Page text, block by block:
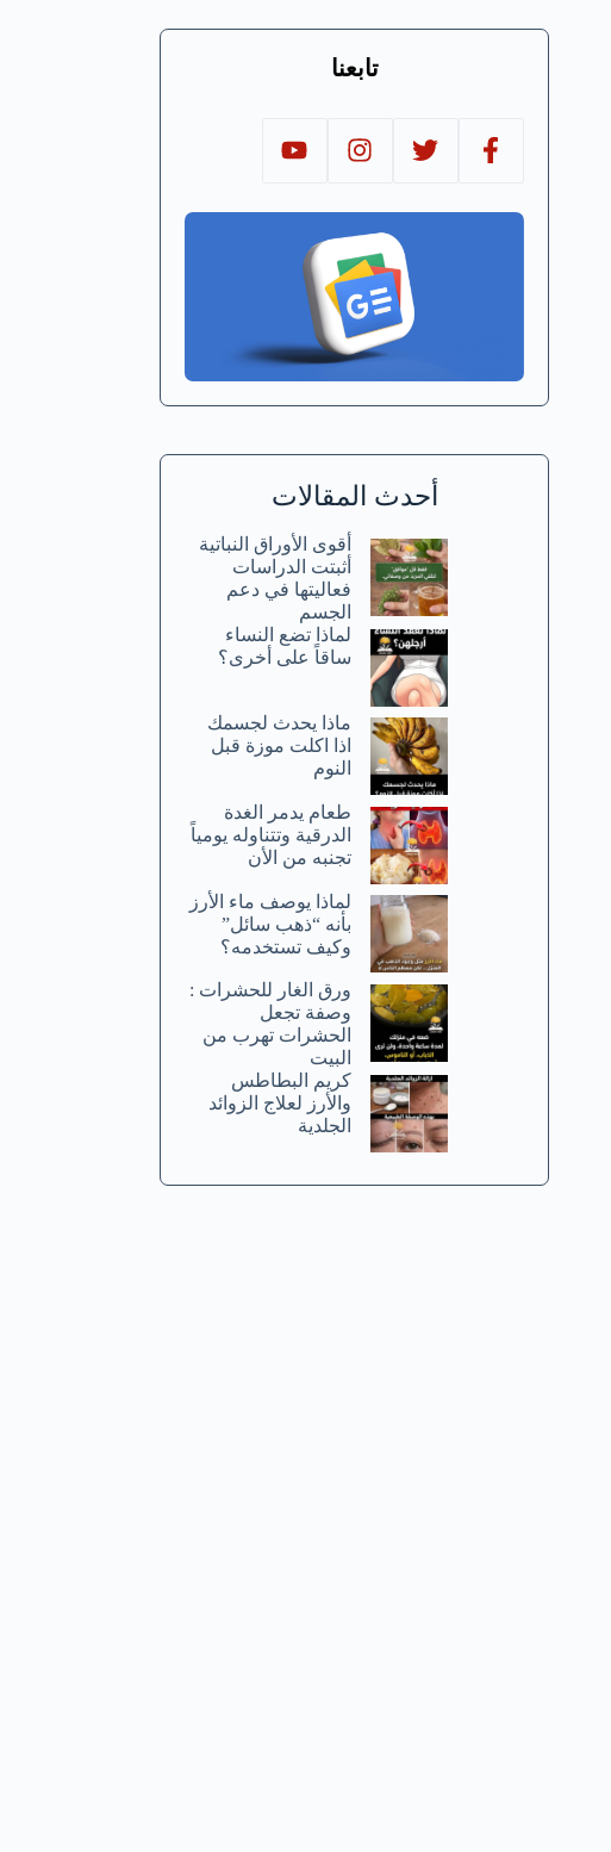
تابعنا
أحدث المقالات
أقوى الأوراق النباتية
أثبتت الدراسات
فعاليتها في دعم
الجسم
لماذا تضع النساء
ساقاً على أخرى؟
ماذا يحدث لجسمك
اذا اكلت موزة قبل
النوم
طعام يدمر الغدة
الدرقية وتتناوله يومياً
تجنبه من الأن
لماذا يوصف ماء الأرز
بأنه “ذهب سائل”
وكيف تستخدمه؟
ورق الغار للحشرات :
وصفة تجعل
الحشرات تهرب من
البيت
كريم البطاطس
والأرز لعلاج الزوائد
الجلدية